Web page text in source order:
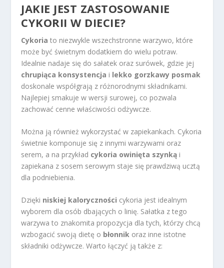
JAKIE JEST ZASTOSOWANIE
CYKORII W DIECIE?
Cykoria to niezwykle wszechstronne warzywo, które
może być świetnym dodatkiem do wielu potraw.
Idealnie nadaje się do sałatek oraz surówek, gdzie jej
chrupiąca konsystencja i lekko gorzkawy posmak
doskonale współgrają z różnorodnymi składnikami.
Najlepiej smakuje w wersji surowej, co pozwala
zachować cenne właściwości odżywcze.
Można ją również wykorzystać w zapiekankach. Cykoria
świetnie komponuje się z innymi warzywami oraz
serem, a na przykład cykoria owinięta szynką i
zapiekana z sosem serowym staje się prawdziwą ucztą
dla podniebienia.
Dzięki niskiej kaloryczności cykoria jest idealnym
wyborem dla osób dbających o linię. Sałatka z tego
warzywa to znakomita propozycja dla tych, którzy chcą
wzbogacić swoją dietę o błonnik oraz inne istotne
składniki odżywcze. Warto łączyć ją także z: